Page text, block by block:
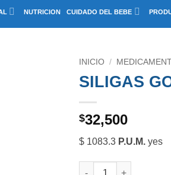
NUTRICION CUIDADO DEL BEBE
INICIO /
SILIGAS
$32,500
$ 1083.3 P.U.M. yes
SILIGAS GOTAS FCO